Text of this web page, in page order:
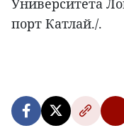
Университета
порт Катлай./.